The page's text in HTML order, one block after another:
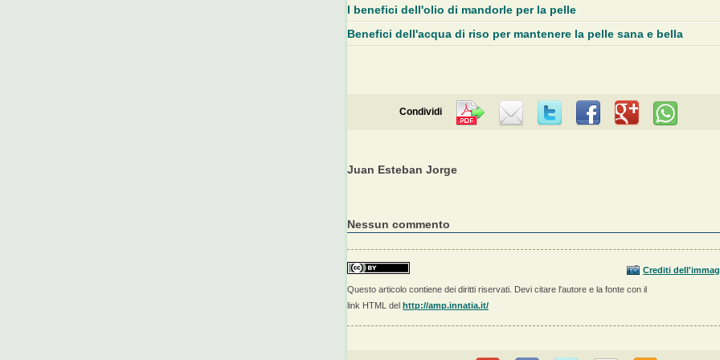
I benefici dell'olio di mandorle per la pelle
Benefici dell'acqua di riso per mantenere la pelle sana e bella
Condividi
Juan Esteban Jorge
Nessun commento
Crediti
Questo articolo contiene dei diritti riservati. Devi citare l'autore e la fonte con il
link HTML del http://amp.innatia.it/